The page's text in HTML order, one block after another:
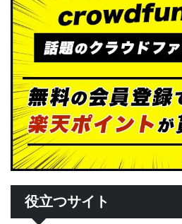
役立つサイト